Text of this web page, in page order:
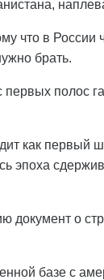
что в России
брать.
полос
как первый
эпоха
документ о
базе с